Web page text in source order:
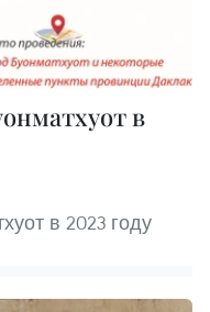
в
в 2023 году